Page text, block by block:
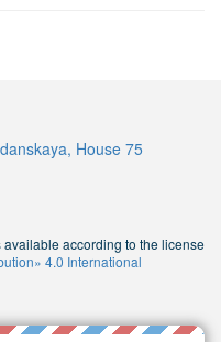
House 75
according to the license
4.0 International